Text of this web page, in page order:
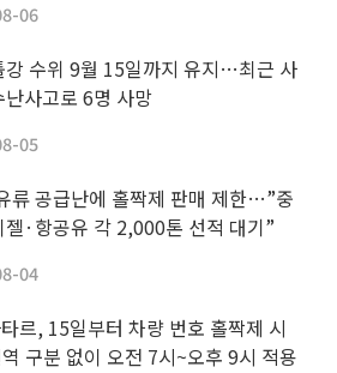
06
강 수위 9월 15일까지 유지…최근 사
난사고로 6명 사망
05
류 공급난에 홀짝제 판매 제한…”중
젤·항공유 각 2,000톤 선적 대기”
04
르, 15일부터 차량 번호 홀짝제 시
구분 없이 오전 7시~오후 9시 적용